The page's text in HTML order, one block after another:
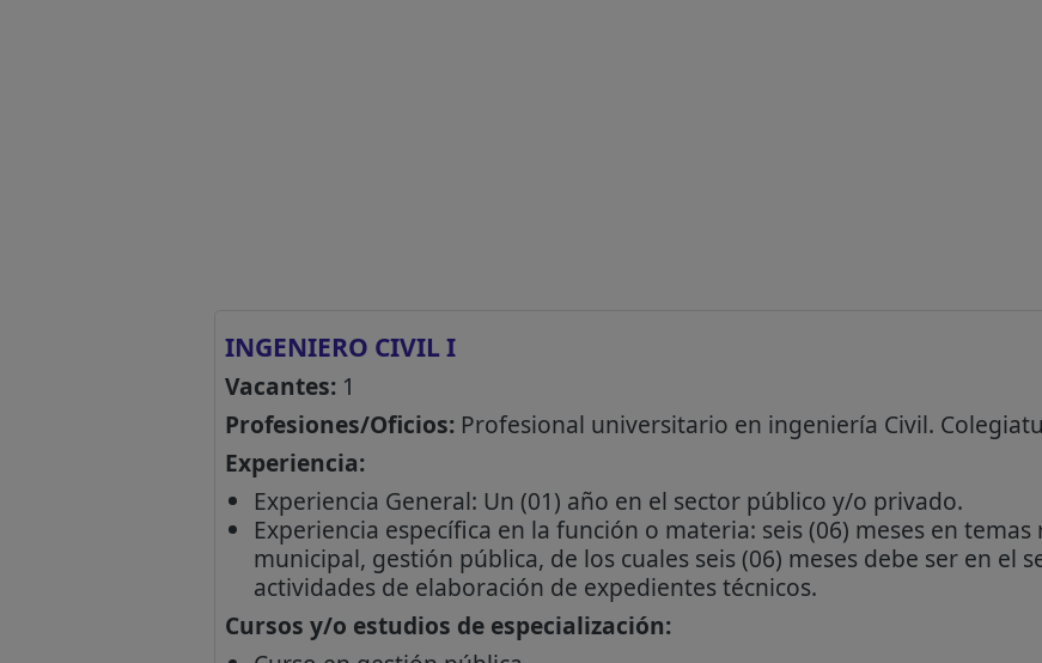
INGENIERO CIVIL I
Vacantes:1
Profesiones/Oficios:Profesional universitario en ingeniería Civil.
Experiencia:
Experiencia General: Un (01) año en el sector público y/o privado.
Experiencia específica en la función o materia: seis (06) meses en
municipal, gestión pública, de los cuales seis (06) meses debe ser en el
actividades de elaboración de expedientes técnicos.
Cursos y/o estudios de especialización: